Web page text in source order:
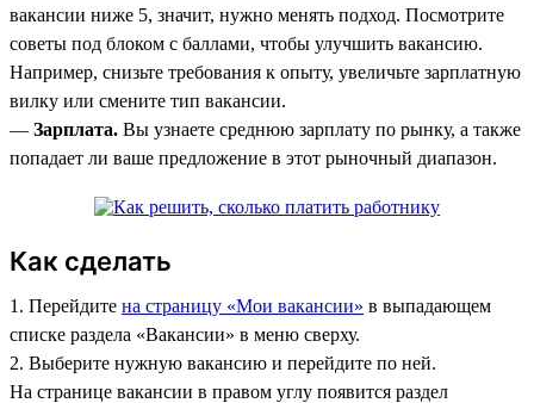
вакансии ниже 5, значит, нужно менять подход. Посмотрите
советы под блоком с баллами, чтобы улучшить вакансию.
Например, снизьте требования к опыту, увеличьте зарплатную
вилку или смените тип вакансии.
— Зарплата. Вы узнаете среднюю зарплату по рынку, а также
попадает ли ваше предложение в этот рыночный диапазон.
Как сделать
1. Перейдите на страницу «Мои вакансии» в выпадающем
списке раздела «Вакансии» в меню сверху.
2. Выберите нужную вакансию и перейдите по ней.
На странице вакансии в правом углу появится раздел